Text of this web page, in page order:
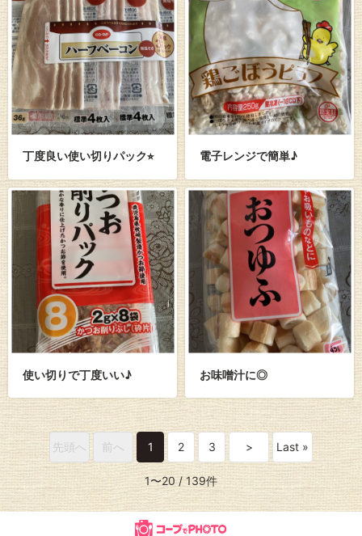
丁度良い使い切りパック⭐︎ 電子レンジで簡単♪
使い切りで丁度いい♪ お味噌汁に◎
先頭へ 前へ 1 2 3 > Last »
1〜20/ 139件